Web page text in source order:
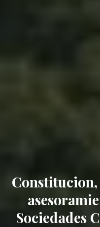
Sociedades